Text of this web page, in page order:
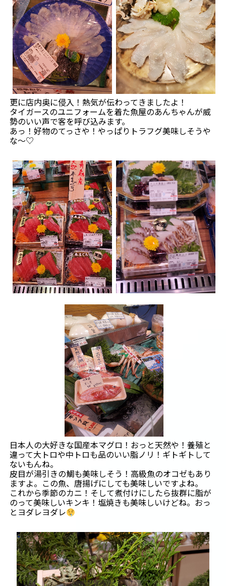
更に店内奥に侵入！熱気が伝わってきましたよ！
タイガースのユニフォームを着た魚屋のあんちゃんが威
勢のいい声で客を呼び込みます。
あっ！好物のてっさや！やっぱりトラフグ美味しそうや
な～♡
日本人の大好きな国産本マグロ！おっと天然や！養殖と
違って大トロや中トロも品のいい脂ノリ！ギトギトして
ないもんね。
皮目が湯引きの鯛も美味しそう！高級魚のオコゼもあり
ますよ。この魚、唐揚げにしても美味しいですよね。
これから季節のカニ！そして煮付けにしたら抜群に脂が
のって美味しいキンキ！塩焼きも美味しいけどね。おっ
とヨダレヨダレ